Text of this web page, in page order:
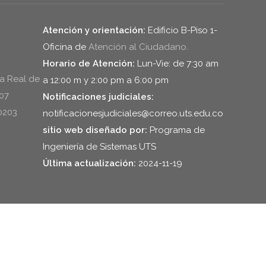
disminuir
el
volumen.
Real de
Atención y orientación: Edificio B-Piso 1-
Oficina de Atención al Ciudadano.
Horario de Atención: Lun-Vie: de 7:30 am
a 12:00 m y 2:00 pm a 6:00 pm
Notificaciones judiciales:
notificacionesjudiciales@correo.uts.edu.co
sitio web diseñado por: Programa de
Ingeniería de Sistemas UTS
Última actualización: 2024-11-19